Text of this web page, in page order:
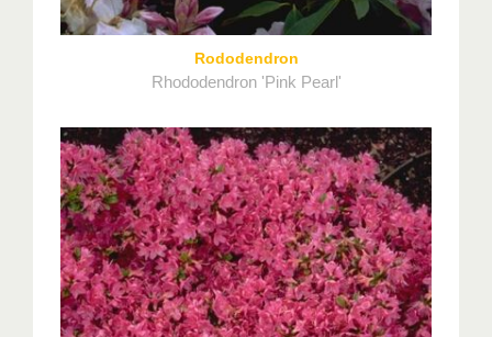
Rododendron
Rhododendron 'Pink Pearl'